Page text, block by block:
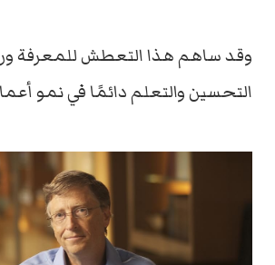
وقد ساهم هذا التعطش للمعرفة
التحسين والتعلم دائمًا في نمو